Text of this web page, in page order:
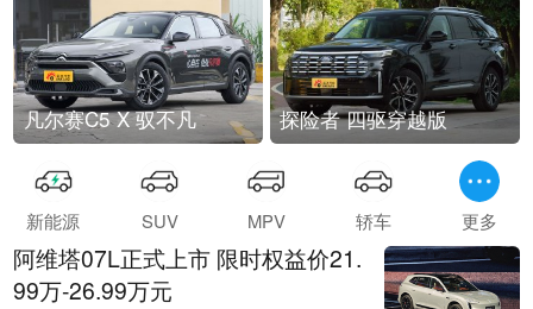
凡尔赛C5 X 驭不凡 探险者 四驱穿越版
新能源 SUV MPV 轿车 更多
阿维塔07L正式上市 限时权益价21.
99万-26.99万元